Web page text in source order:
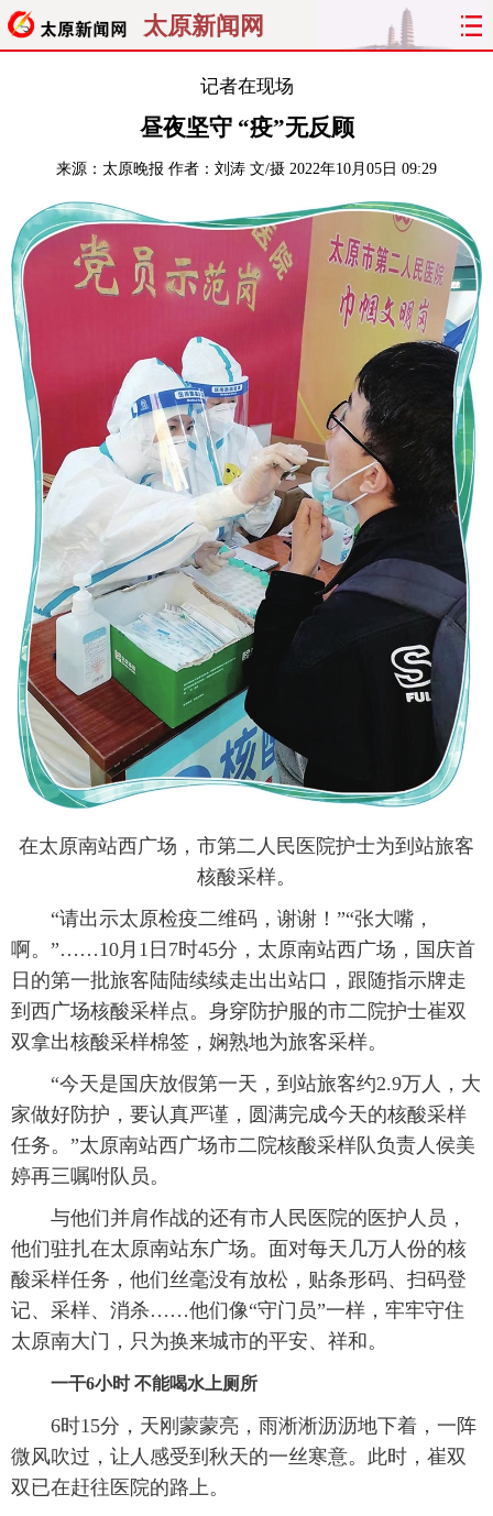
太原新闻网
聚焦 太原
关注 文明
政务
晋月读 最太原 网罗民生
太原日报 太原晚报 热评 社区
记者在现场
昼夜坚守 “疫”无反顾
来源： 太原晚报 作者：刘涛 文/摄 2022年10月05日 09:29
在太原南站西广场，市第二人民医院护士为到站旅客
核酸采样。
“请出示太原检疫二维码，谢谢！”“张大嘴，
啊。”……10月1日7时45分，太原南站西广场，国庆首
日的第一批旅客陆陆续续走出出站口，跟随指示牌走
到西广场核酸采样点。身穿防护服的市二院护士崔双
双拿出核酸采样棉签，娴熟地为旅客采样。
“今天是国庆放假第一天，到站旅客约2.9万人，大
家做好防护，要认真严谨，圆满完成今天的核酸采样
任务。”太原南站西广场市二院核酸采样队负责人侯美
婷再三嘱咐队员。
与他们并肩作战的还有市人民医院的医护人员，
他们驻扎在太原南站东广场。面对每天几万人份的核
酸采样任务，他们丝毫没有放松，贴条形码、扫码登
记、采样、消杀……他们像“守门员”一样，牢牢守住
太原南大门，只为换来城市的平安、祥和。
一干6小时 不能喝水上厕所
6时15分，天刚蒙蒙亮，雨淅淅沥沥地下着，一阵
微风吹过，让人感受到秋天的一丝寒意。此时，崔双
双已在赶往医院的路上。